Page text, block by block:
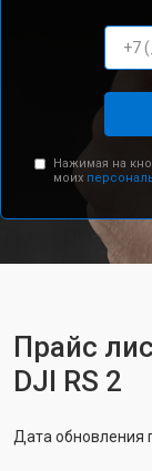
Нажимая на
моих
Прайс
DJI RS 2
Дата обновления